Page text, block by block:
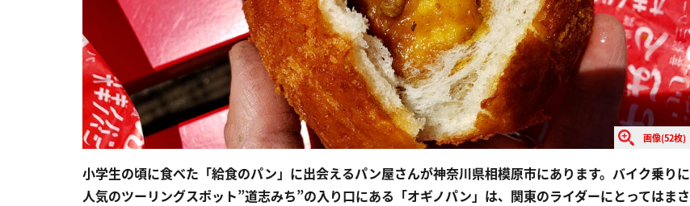
画像(52枚)
小学生の頃に食べた「給食のパン」に出会えるパン屋さんが神奈川県相模原市にあります。バイク乗りに
人気のツーリングスポット”道志みち”の入り口にある「オギノパン」は、関東のライダーにとってはまさ